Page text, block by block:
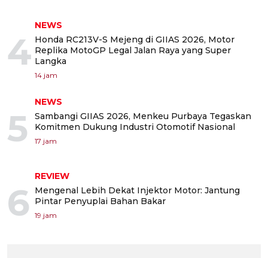
4
NEWS
Honda RC213V-S Mejeng di GIIAS 2026, Motor
Replika MotoGP Legal Jalan Raya yang Super
Langka
14 jam
5
NEWS
Sambangi GIIAS 2026, Menkeu Purbaya Tegaskan
Komitmen Dukung Industri Otomotif Nasional
17 jam
6
REVIEW
Mengenal Lebih Dekat Injektor Motor: Jantung
Pintar Penyuplai Bahan Bakar
19 jam